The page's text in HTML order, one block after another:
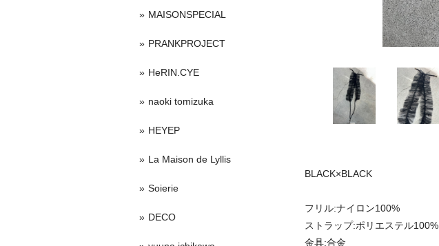
BLACK×BLACK
フリル:ナイロン100%
ストラップ:ポリエステル100%
金具:合金
MAISONSPECIAL
PRANKPROJECT
HeRIN.CYE
naoki tomizuka
HEYEP
La Maison de Lyllis
Soierie
DECO